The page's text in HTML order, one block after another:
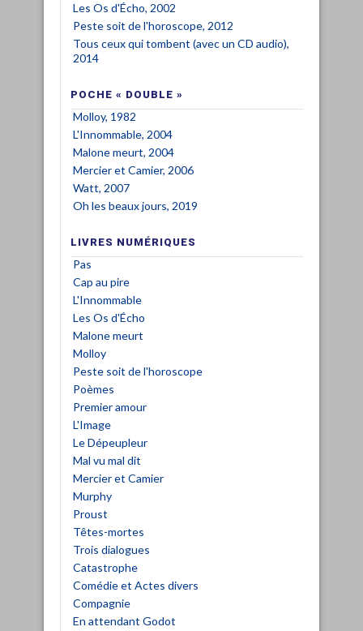
Les Os d'Écho, 2002
Peste soit de l'horoscope, 2012
Tous ceux qui tombent (avec un CD audio),
2014
POCHE « DOUBLE »
Molloy, 1982
L'Innommable, 2004
Malone meurt, 2004
Mercier et Camier, 2006
Watt, 2007
Oh les beaux jours, 2019
LIVRES NUMÉRIQUES
Pas
Cap au pire
L'Innommable
Les Os d'Écho
Malone meurt
Molloy
Peste soit de l'horoscope
Poèmes
Premier amour
L'Image
Le Dépeupleur
Mal vu mal dit
Mercier et Camier
Murphy
Proust
Têtes-mortes
Trois dialogues
Catastrophe
Comédie et Actes divers
Compagnie
En attendant Godot